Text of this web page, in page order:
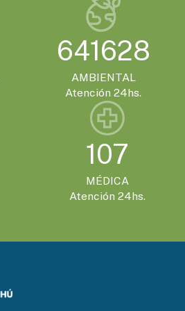
celebra su 4ª edición
641628
AMBIENTAL
Atención 24hs.
107
MÉDICA
Atención 24hs.